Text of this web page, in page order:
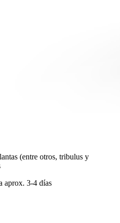
(entre otros, tribulus y
aprox. 3-4 días